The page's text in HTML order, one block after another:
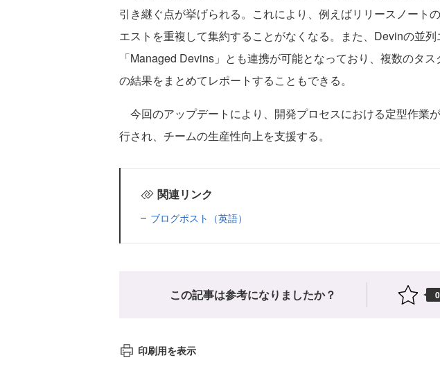
引き継ぐ点が挙げられる。これにより、例えばリリースノート
エストを重複して集約することがなくなる。また、Devinの並
「Managed Devins」とも連携が可能となっており、複数のタ
の結果をまとめてレポートすることもできる。
今回のアップデートにより、開発プロセスにおける定型作業
行され、チームの生産性向上を支援する。
関連リンク
ブログポスト（英語）
この記事は参考になりましたか？ 0
印刷用を表示